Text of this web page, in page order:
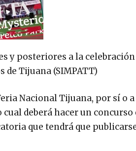
y posteriores a la
Tijuana (SIMPATT)
Nacional Tijuana, por sí o
deberá hacer un
que tendrá que